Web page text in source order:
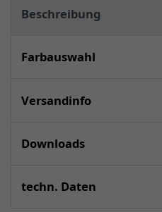
Beschreibung
Farbauswahl
Versandinfo
Downloads
techn. Daten